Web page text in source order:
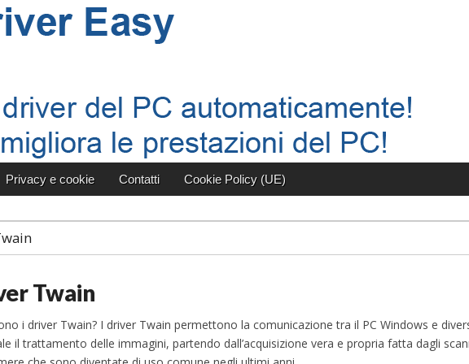
Privacy e cookie Contatti Cookie Policy (UE)
Twain
i driver Twain? I driver Twain permettono la comunicazione tra il PC Windows e
il trattamento delle immagini, partendo dall’acquisizione vera e propria fatta dagli